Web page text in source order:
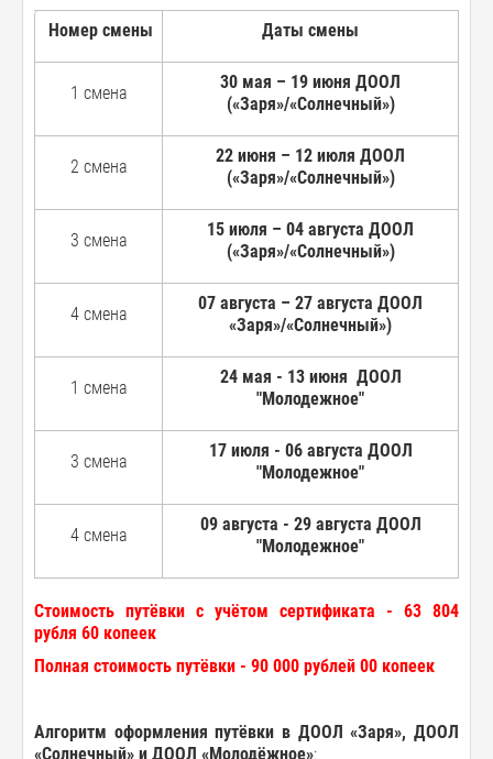
Номер смены Даты смены
1 смена
30 мая – 19 июня ДООЛ
(«Заря»/«Солнечный»)
2 смена
22 июня – 12 июля ДООЛ
(«Заря»/«Солнечный»)
3 смена
15 июля – 04 августа ДООЛ
(«Заря»/«Солнечный»)
4 смена
07 августа – 27 августа ДООЛ
«Заря»/«Солнечный»)
1 смена
24 мая - 13 июня ДООЛ
"Молодежное"
3 смена
17 июля - 06 августа ДООЛ
"Молодежное"
4 смена
09 августа - 29 августа ДООЛ
"Молодежное"
Стоимость путёвки с учётом сертификата - 63 804
рубля 60 копеек
Полная стоимость путёвки - 90 000 рублей 00 копеек
Алгоритм оформления путёвки в ДООЛ «Заря», ДООЛ
«Солнечный» и ДООЛ «Молодёжное»: